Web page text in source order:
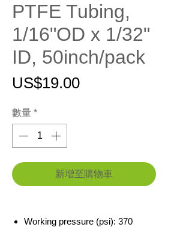
PTFE Tubing,
1/16"OD x 1/32"
ID, 50inch/pack
US$19.00價
數量 *
新增至購物車
Working pressure (psi): 370